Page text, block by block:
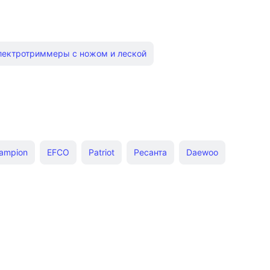
с ножом и леской
EFCO Patriot Ресанта Daewoo